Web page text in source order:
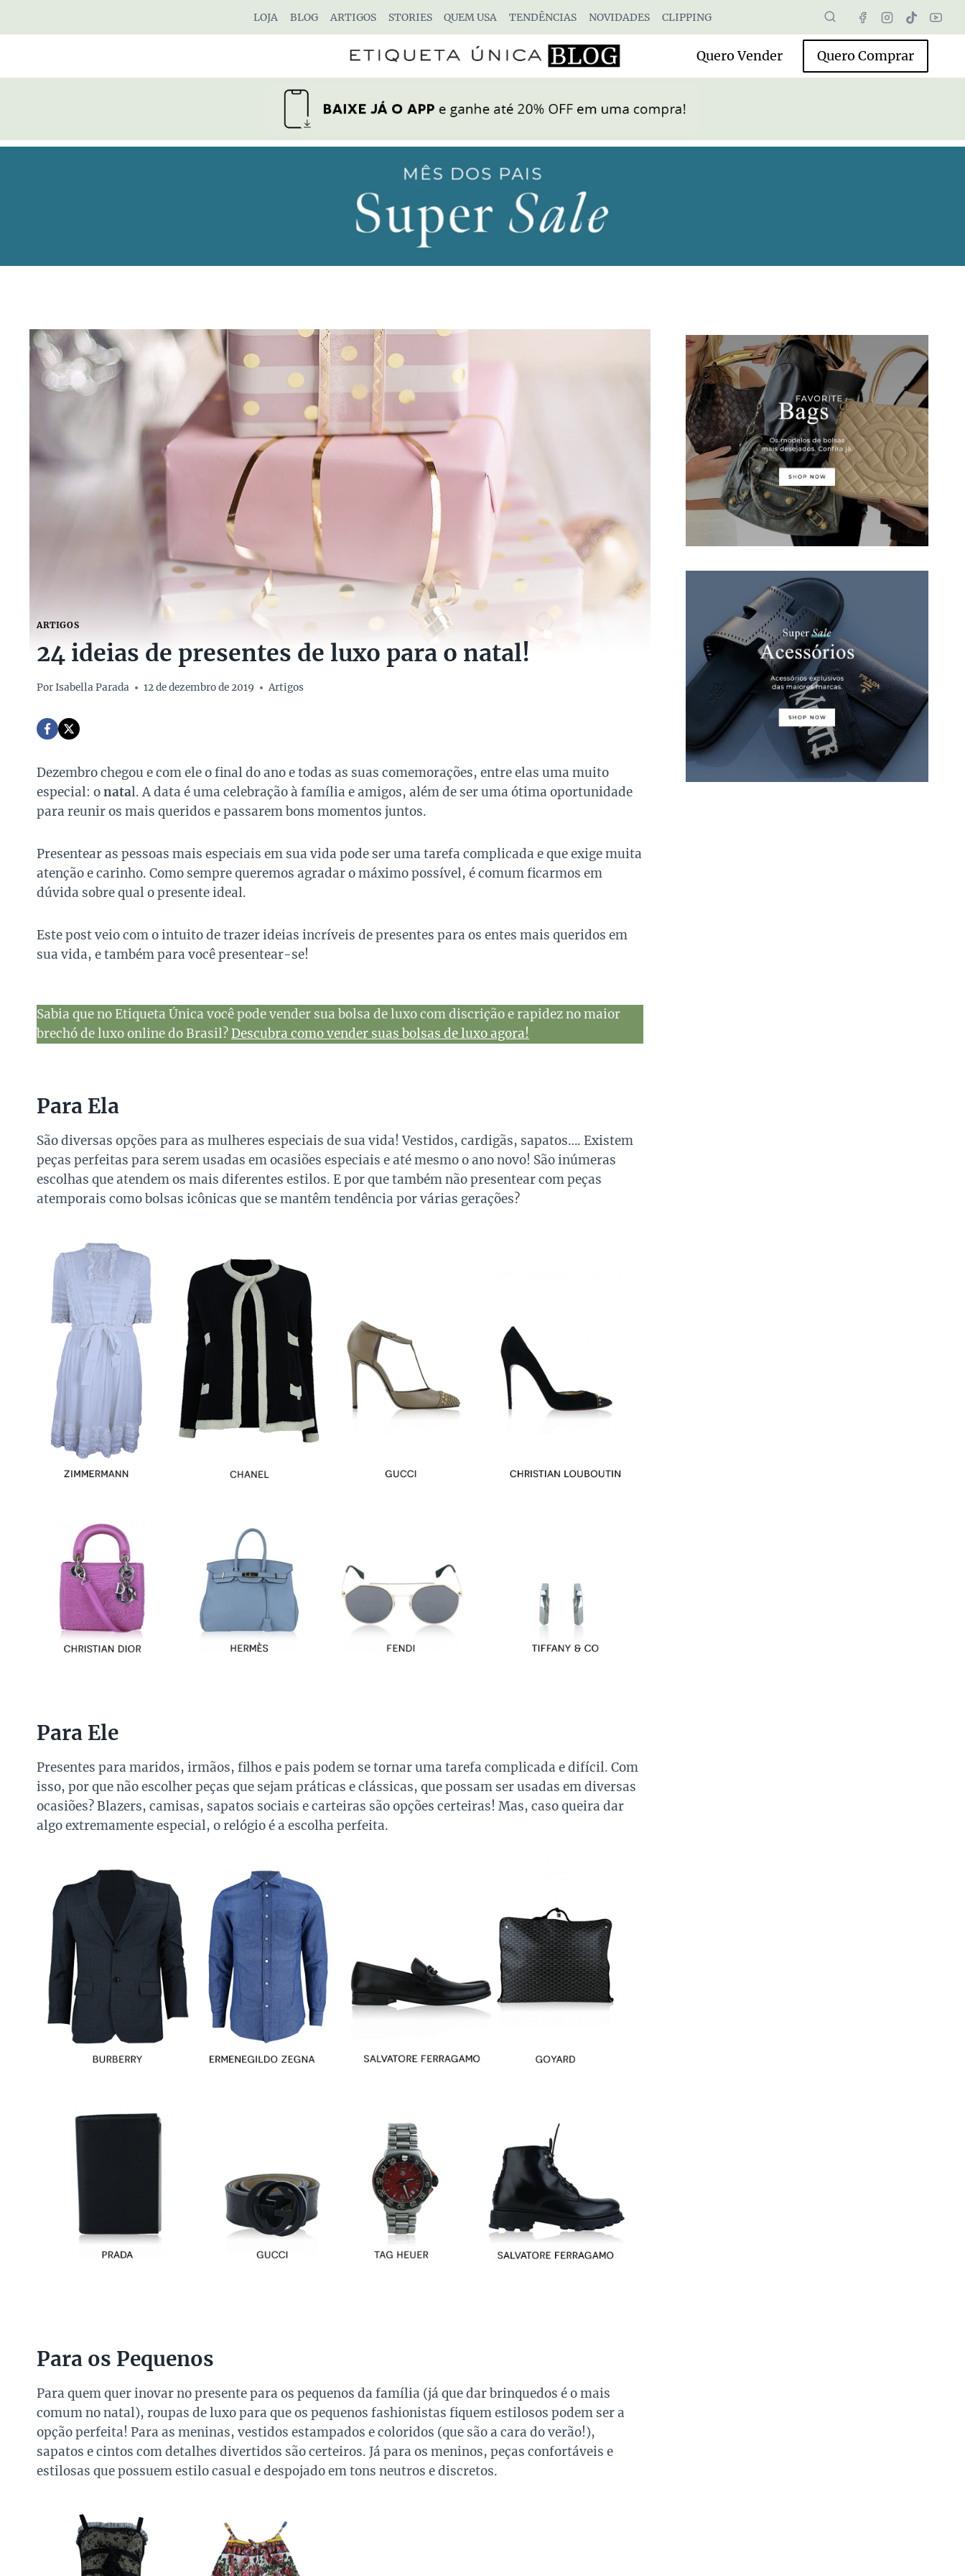
LOJA BLOG ARTIGOS STORIES QUEM USA TENDÊNCIAS NOVIDADES CLIPPING
Quero Vender Quero Comprar
ARTIGOS
24 ideias de presentes de luxo para o natal!
PorIsabella Parada 12 de dezembro de 2019 Artigos
Dezembro chegou e com ele o final do ano e todas as suas comemorações, entre elas uma muito
especial: onatal. A data é uma celebração à família e amigos, além de ser uma ótima oportunidade
para reunir os mais queridos e passarem bons momentos juntos.
Presentear as pessoas mais especiais em sua vida pode ser uma tarefa complicada e que exige muita
atenção e carinho. Como sempre queremos agradar o máximo possível, é comum ficarmos em
dúvida sobre qual o presente ideal.
Este post veio com o intuito de trazer ideias incríveis de presentes para os entes mais queridos em
sua vida, e também para você presentear-se!
Sabia que no Etiqueta Única você pode vender sua bolsa de luxo com discrição e rapidez no maior
brechó de luxo online do Brasil?Descubra como vender suas bolsas de luxo agora!
Para Ela
São diversas opções para as mulheres especiais de sua vida! Vestidos, cardigãs, sapatos…. Existem
peças perfeitas para serem usadas em ocasiões especiais e até mesmo o ano novo! São inúmeras
escolhas que atendem os mais diferentes estilos. E por que também não presentear com peças
atemporais como bolsas icônicas que se mantêm tendência por várias gerações?
Para Ele
Presentes para maridos, irmãos, filhos e pais podem se tornar uma tarefa complicada e difícil. Com
isso, por que não escolher peças que sejam práticas e clássicas, que possam ser usadas em diversas
ocasiões? Blazers, camisas, sapatos sociais e carteiras são opções certeiras! Mas, caso queira dar
algo extremamente especial, o relógio é a escolha perfeita.
Para os Pequenos
Para quem quer inovar no presente para os pequenos da família (já que dar brinquedos é o mais
comum no natal), roupas de luxo para que os pequenos fashionistas fiquem estilosos podem ser a
opção perfeita! Para as meninas, vestidos estampados e coloridos (que são a cara do verão!),
sapatos e cintos com detalhes divertidos são certeiros. Já para os meninos, peças confortáveis e
estilosas que possuem estilo casual e despojado em tons neutros e discretos.